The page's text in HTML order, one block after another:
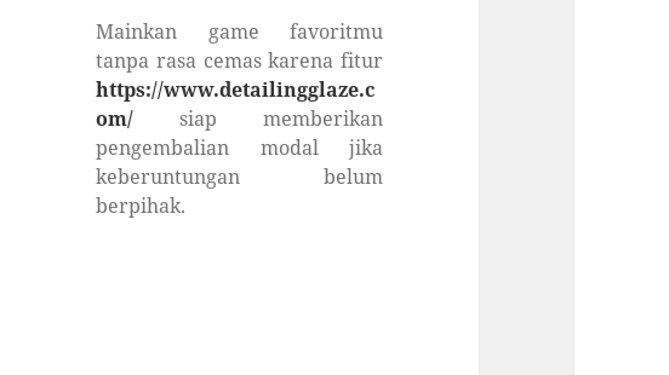
Mainkan game favoritmu
tanpa rasa cemas karena fitur
https://www.detailingglaze.c
om/ siap memberikan
pengembalian modal jika
keberuntungan belum
berpihak.